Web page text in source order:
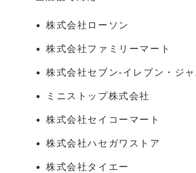
株式会社ローソン
株式会社ファミリーマート
株式会社セブン-イレブン・ジ
ミニストップ株式会社
株式会社セイコーマート
株式会社ハセガワストア
株式会社タイエー